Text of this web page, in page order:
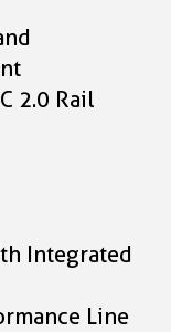
2.0 Rail
Integrated
Line